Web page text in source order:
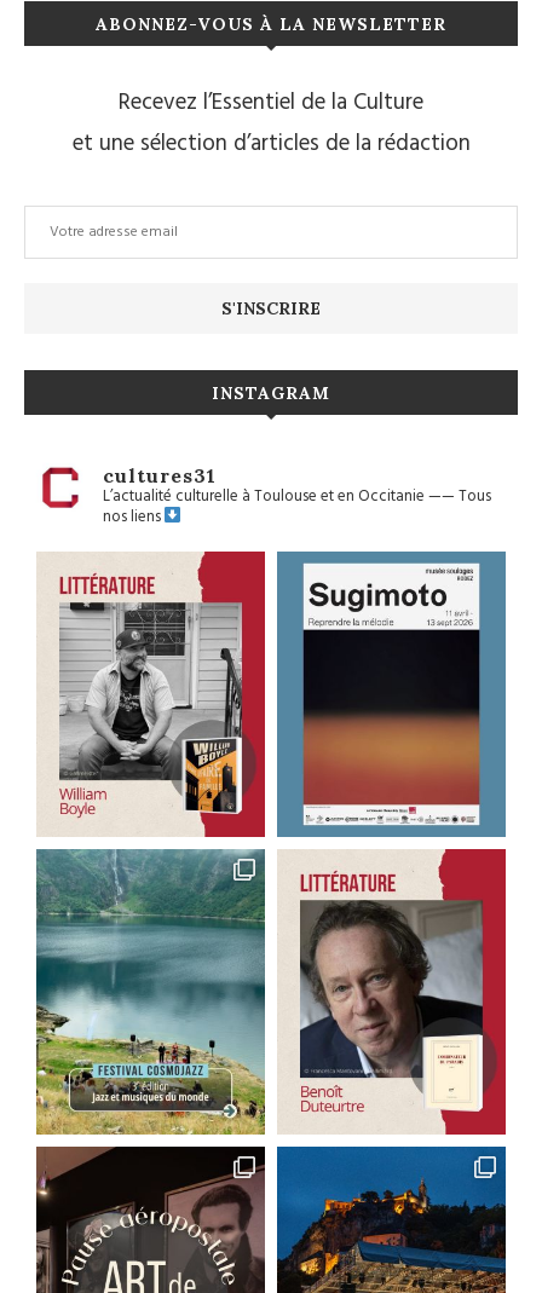
ABONNEZ-VOUS À LA NEWSLETTER
Recevez l’Essentiel de la Culture
et une sélection d’articles de la rédaction
INSTAGRAM
cultures31
L’actualité culturelle à Toulouse et en Occitanie——Tous
nos liens